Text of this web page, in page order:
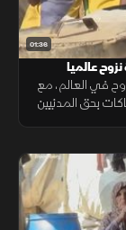
01:36
في العالم، مع
الانتهاكات بحق المدنيين